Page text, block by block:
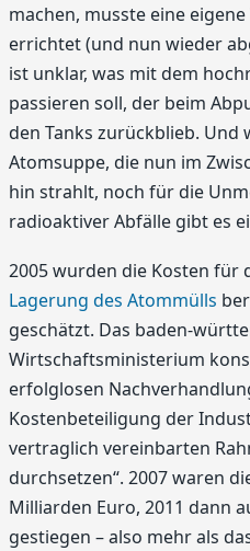
machen, musste eine
errichtet (und nun wieder
ist unklar, was mit dem
passieren soll, der beim
den Tanks zurückblieb. Und
Atomsuppe, die nun im
hin strahlt, noch für die
radioaktiver Abfälle gibt es
2005 wurden die Kosten für
Lagerung des Atommülls
geschätzt. Das baden-
Wirtschaftsministerium
erfolglosen
Kostenbeteiligung der
vertraglich vereinbarten
durchsetzen“. 2007 waren
Milliarden Euro, 2011 dann
gestiegen – also mehr als